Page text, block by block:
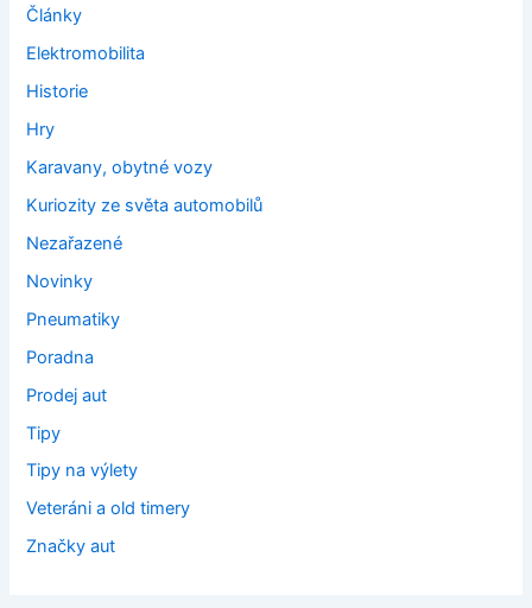
Články
Elektromobilita
Historie
Hry
Karavany, obytné vozy
Kuriozity ze světa automobilů
Nezařazené
Novinky
Pneumatiky
Poradna
Prodej aut
Tipy
Tipy na výlety
Veteráni a old timery
Značky aut